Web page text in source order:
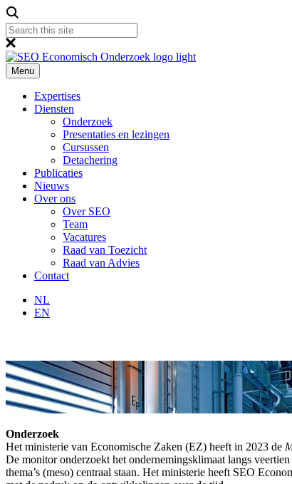
Menu
Expertises
Diensten
Onderzoek
Presentaties en lezingen
Cursussen
Detachering
Publicaties
Nieuws
Over ons
Over SEO
Team
Vacatures
Raad van Toezicht
Raad van Advies
Contact
NL
EN
Onderzoek
Het ministerie van Economische Zaken (EZ) heeft in 2023 de
De monitor onderzoekt het ondernemingsklimaat langs
thema’s (meso) centraal staan. Het ministerie heeft SEO